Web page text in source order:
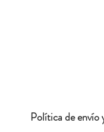
Política de envío